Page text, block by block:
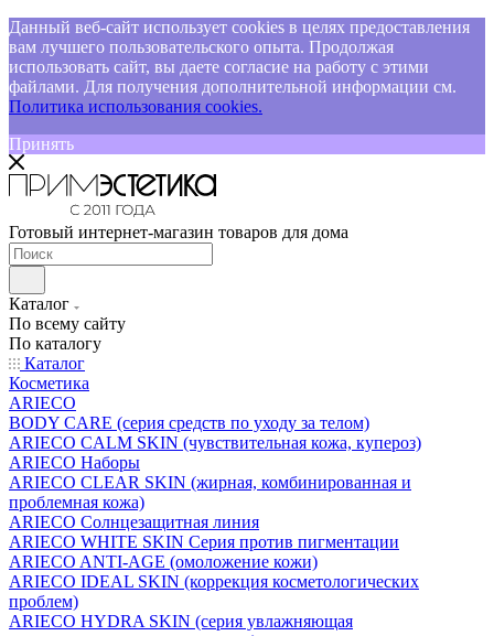
Данный веб-сайт использует cookies в целях предоставления
вам лучшего пользовательского опыта. Продолжая
использовать сайт, вы даете согласие на работу с этими
файлами. Для получения дополнительной информации см.
Политика использования cookies.
Принять
Готовый интернет-магазин товаров для дома
Каталог
По всему сайту
По каталогу
Каталог
Косметика
ARIECO
BODY CARE (серия средств по уходу за телом)
ARIECO CALM SKIN (чувствительная кожа, купероз)
ARIECO Наборы
ARIECO CLEAR SKIN (жирная, комбинированная и
проблемная кожа)
ARIECO Солнцезащитная линия
ARIECO WHITE SKIN Серия против пигментации
ARIECO ANTI-AGE (омоложение кожи)
ARIECO IDEAL SKIN (коррекция косметологических
проблем)
ARIECO HYDRA SKIN (серия увлажняющая